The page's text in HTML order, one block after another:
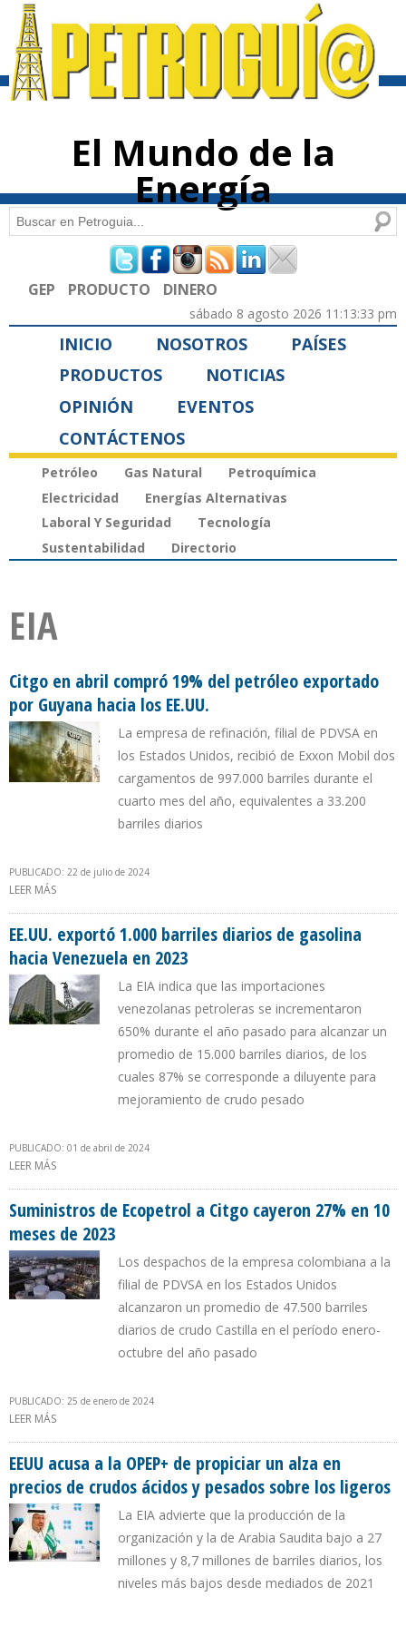
contenido
El Mundo de la
Energía
Formulario de búsqueda
Buscar
GEP PRODUCTO DINERO
sábado 8 agosto 2026 11:13:33 pm
INICIO NOSOTROS
PAÍSES
PRODUCTOS
NOTICIAS
OPINIÓN
EVENTOS
CONTÁCTENOS
Petróleo Gas Natural
Petroquímica
Electricidad
Energías Alternativas
Laboral Y Seguridad
Tecnología
Sustentabilidad
Directorio
EIA
Citgo en abril compró 19% del petróleo exportado
por Guyana hacia los EE.UU.
La empresa de refinación, filial de PDVSA en
los Estados Unidos, recibió de Exxon Mobil dos
cargamentos de 997.000 barriles durante el
cuarto mes del año, equivalentes a 33.200
barriles diarios
PUBLICADO: 22 de julio de 2024
LEER MÁS
EE.UU. exportó 1.000 barriles diarios de gasolina
hacia Venezuela en 2023
La EIA indica que las importaciones
venezolanas petroleras se incrementaron
650% durante el año pasado para alcanzar un
promedio de 15.000 barriles diarios, de los
cuales 87% se corresponde a diluyente para
mejoramiento de crudo pesado
PUBLICADO: 01 de abril de 2024
LEER MÁS
Suministros de Ecopetrol a Citgo cayeron 27% en 10
meses de 2023
Los despachos de la empresa colombiana a la
filial de PDVSA en los Estados Unidos
alcanzaron un promedio de 47.500 barriles
diarios de crudo Castilla en el período enero-
octubre del año pasado
PUBLICADO: 25 de enero de 2024
LEER MÁS
EEUU acusa a la OPEP+ de propiciar un alza en
precios de crudos ácidos y pesados sobre los ligeros
La EIA advierte que la producción de la
organización y la de Arabia Saudita bajo a 27
millones y 8,7 millones de barriles diarios, los
niveles más bajos desde mediados de 2021